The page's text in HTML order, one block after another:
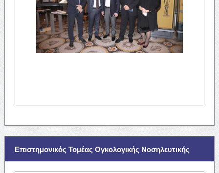
Επιστημονικός Τομέας Ογκολογικής Νοσηλευτικής